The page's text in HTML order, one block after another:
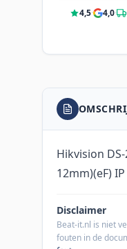
4,5· 4,0·
Hikvision
12mm)(eF)
Disclaimer
Beat-it.nl is niet
fouten in de